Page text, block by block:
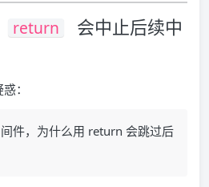
return
会中止后续中
：
件，为什么用 return 会跳过后